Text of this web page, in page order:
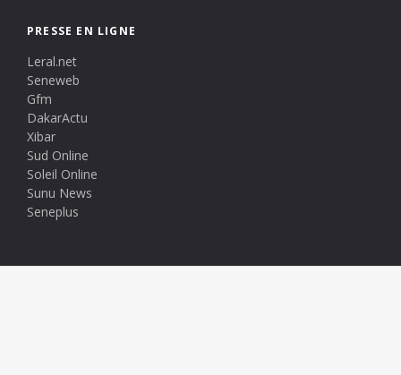
PRESSE EN LIGNE
Leral.net
Seneweb
Gfm
DakarActu
Xibar
Sud Online
Soleil Online
Sunu News
Seneplus